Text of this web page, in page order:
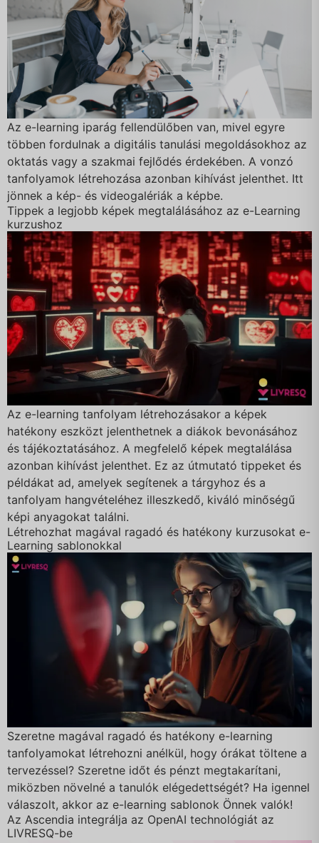
Az e-learning iparág fellendülőben van, mivel egyre
többen fordulnak a digitális tanulási megoldásokhoz az
oktatás vagy a szakmai fejlődés érdekében. A vonzó
tanfolyamok létrehozása azonban kihívást jelenthet. Itt
jönnek a kép- és videogalériák a képbe.
Tippek a legjobb képek megtalálásához az e-Learning
kurzushoz
Az e-learning tanfolyam létrehozásakor a képek
hatékony eszközt jelenthetnek a diákok bevonásához
és tájékoztatásához. A megfelelő képek megtalálása
azonban kihívást jelenthet. Ez az útmutató tippeket és
példákat ad, amelyek segítenek a tárgyhoz és a
tanfolyam hangvételéhez illeszkedő, kiváló minőségű
képi anyagokat találni.
Létrehozhat magával ragadó és hatékony kurzusokat e-
Learning sablonokkal
Szeretne magával ragadó és hatékony e-learning
tanfolyamokat létrehozni anélkül, hogy órákat töltene a
tervezéssel? Szeretne időt és pénzt megtakarítani,
miközben növelné a tanulók elégedettségét? Ha igennel
válaszolt, akkor az e-learning sablonok Önnek valók!
Az Ascendia integrálja az OpenAI technológiát az
LIVRESQ-be